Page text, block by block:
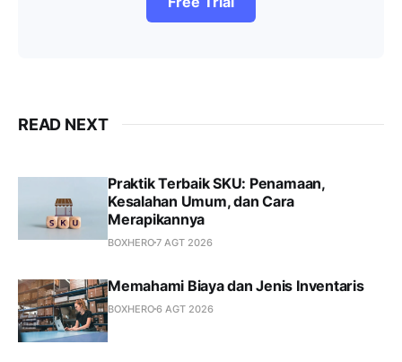
READ NEXT
Praktik Terbaik SKU: Penamaan,
Kesalahan Umum, dan Cara
Merapikannya
BOXHERO7 AGT 2026
Memahami Biaya dan Jenis Inventaris
BOXHERO6 AGT 2026